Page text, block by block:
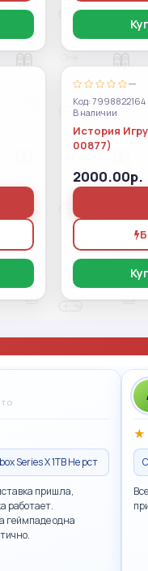
—
Код: 7998822164
В наличии
История
00877)
2000.00р.
Series X 1TB Не рст
пришла,
работает.
геймпаде одна
★